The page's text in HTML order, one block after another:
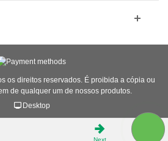
os direitos reservados. É proibida a cópia ou
de qualquer um de nossos produtos.
Desktop
Next